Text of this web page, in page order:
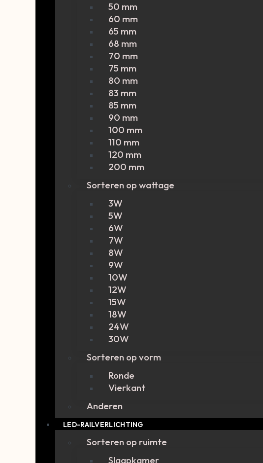
50 mm
60 mm
65 mm
68 mm
70 mm
75 mm
80 mm
83 mm
85 mm
90 mm
100 mm
110 mm
120 mm
200 mm
Sorteren op wattage
3W
5W
6W
7W
8W
9W
10W
12W
15W
18W
24W
30W
Sorteren op vorm
Ronde
Vierkant
Anderen
LED-RAILVERLICHTING
Sorteren op ruimte
Slaapkamer